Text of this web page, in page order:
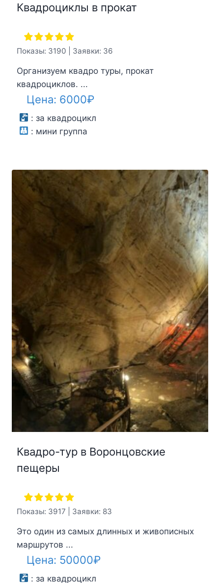
Квадроциклы в прокат
Показы: 3190 | Заявки: 36
Организуем квадро туры, прокат
квадроциклов. ...
Цена: 6000₽
: за квадроцикл
: мини группа
Квадро-тур в Воронцовские
пещеры
Показы: 3917 | Заявки: 83
Это один из самых длинных и живописных
маршрутов ...
Цена: 50000₽
: за квадроцикл